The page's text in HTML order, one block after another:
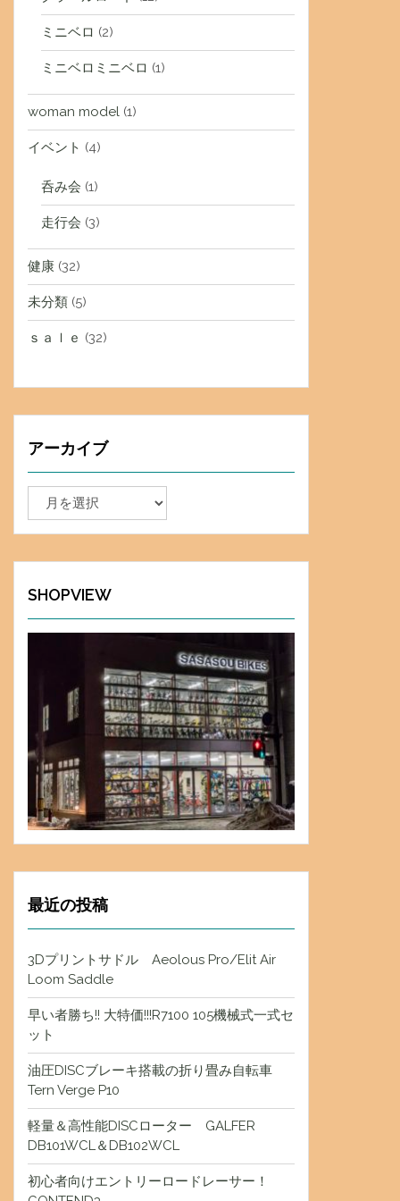
ミニベロ (2)
ミニベロミニベロ (1)
woman model (1)
イベント (4)
呑み会 (1)
走行会 (3)
健康 (32)
未分類 (5)
ｓａｌｅ (32)
アーカイブ
カ
SHOPVIEW
最近の投稿
3Dプリントサドル Aeolous Pro/Elit Air
Loom Saddle
早い者勝ち!! 大特価!!!R7100 105機械式一式セ
ット
油圧DISCブレーキ搭載の折り畳み自転車
Tern Verge P10
軽量＆高性能DISCローター GALFER
DB101WCL＆DB102WCL
初心者向けエントリーロードレーサー！